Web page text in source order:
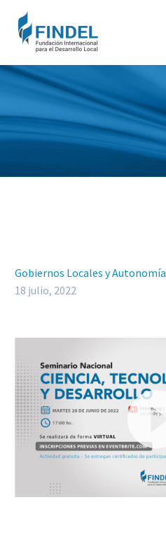
Gobiernos Locales y Autonomía
18 julio, 2022